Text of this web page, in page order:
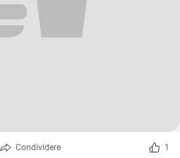
Condividere 1